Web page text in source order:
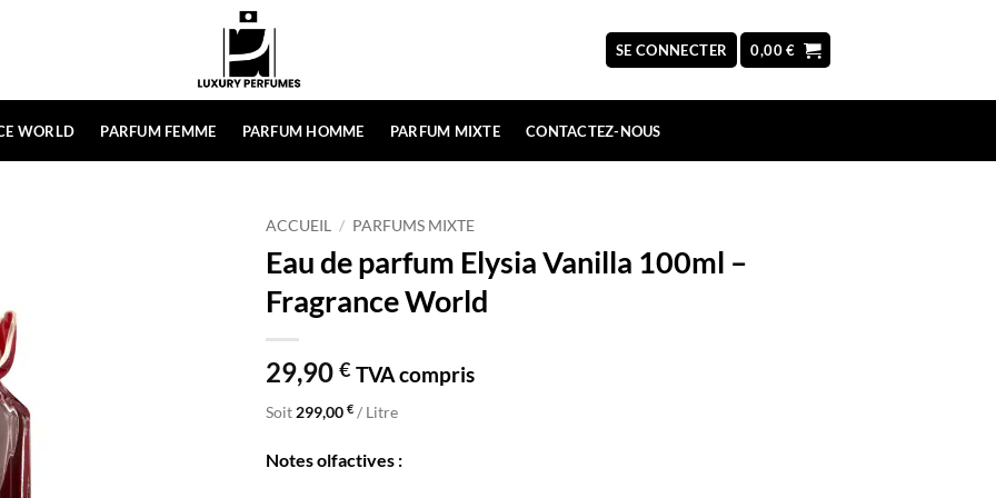
SE CONNECTER 0,00€
WORLD PARFUM FEMME PARFUM HOMME PARFUM MIXTE CONTACTEZ-NOUS
ACCUEIL / PARFUMS MIXTE
Eau de parfum Elysia Vanilla 100ml –
Fragrance World
29,90 € TVA compris
Soit 299,00 € / Litre
Notes olfactives :